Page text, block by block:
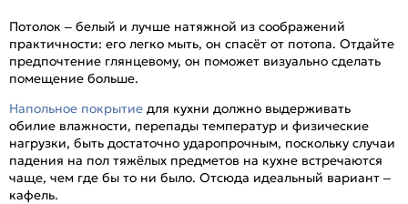
Потолок – белый и лучше натяжной из соображений
практичности: его легко мыть, он спасёт от потопа. Отдайте
предпочтение глянцевому, он поможет визуально сделать
помещение больше.
Напольное покрытие для кухни должно выдерживать
обилие влажности, перепады температур и физические
нагрузки, быть достаточно ударопрочным, поскольку случаи
падения на пол тяжёлых предметов на кухне встречаются
чаще, чем где бы то ни было. Отсюда идеальный вариант –
кафель.